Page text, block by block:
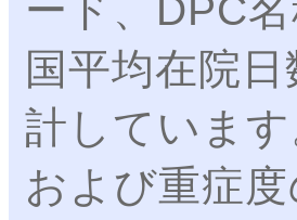
ード、DPC
国平均在院
計していま
および重症